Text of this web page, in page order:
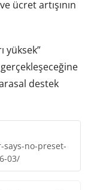
ücret artışının
yüksek”
destek
no-preset-
03/